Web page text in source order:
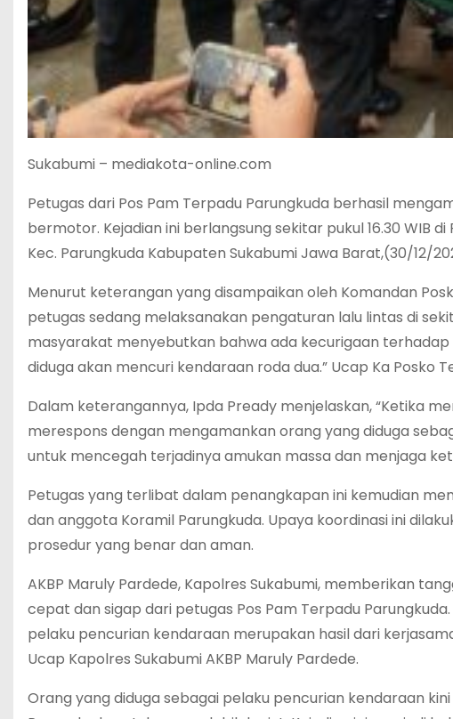
Sukabumi – mediakota-online.com
Petugas dari Pos Pam Terpadu Parungkuda berhasil
bermotor. Kejadian ini berlangsung sekitar pukul 16.30 WIB
Kec. Parungkuda Kabupaten Sukabumi Jawa Barat,(30/12/
Menurut keterangan yang disampaikan oleh Komandan
petugas sedang melaksanakan pengaturan lalu lintas di
masyarakat menyebutkan bahwa ada kecurigaan
diduga akan mencuri kendaraan roda dua.” Ucap Ka Posko
Dalam keterangannya, Ipda Pready menjelaskan, “Ketika
merespons dengan mengamankan orang yang diduga
untuk mencegah terjadinya amukan massa dan menjaga
Petugas yang terlibat dalam penangkapan ini kemudian
dan anggota Koramil Parungkuda. Upaya koordinasi ini
prosedur yang benar dan aman.
AKBP Maruly Pardede, Kapolres Sukabumi, memberikan
cepat dan sigap dari petugas Pos Pam Terpadu
pelaku pencurian kendaraan merupakan hasil dari
Ucap Kapolres Sukabumi AKBP Maruly Pardede.
Orang yang diduga sebagai pelaku pencurian kendaraan